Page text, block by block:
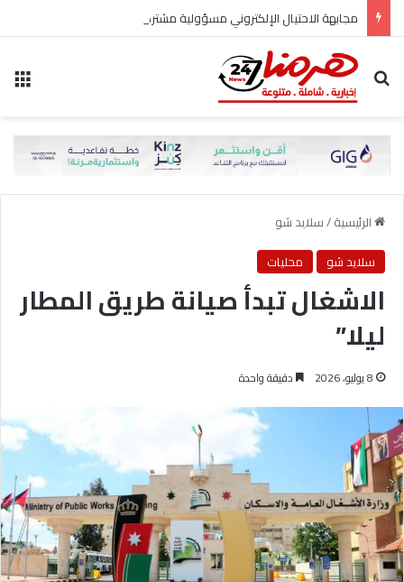
مجابهة الاحتيال الإلكتروني مسؤولية مشتركة
بحث عن
الرئيسية/سلايد شو
سلايد شو
محليات
الاشغال تبدأ صيانة طريق المطار
ليلا”
8 يوليو، 2026 دقيقة واحدة